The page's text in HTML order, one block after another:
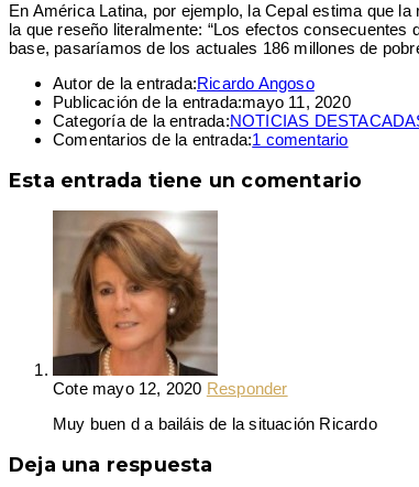
En América Latina, por ejemplo, la Cepal estima que
la que reseño literalmente: “Los efectos
base, pasaríamos de los actuales 186 millones de
Autor de la entrada:Ricardo Angoso
Publicación de la entrada:mayo 11, 2020
Categoría de la entrada:NOTICIAS
Comentarios de la entrada:1 comentario
Esta entrada tiene un comentario
Cote mayo 12, 2020 Responder
Muy buen d a bailáis de la situación Ricardo
Deja una respuesta